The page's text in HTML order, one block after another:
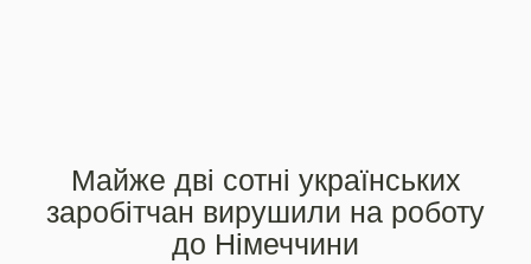
Майже дві сотні українських
заробітчан вирушили на роботу
до Німеччини